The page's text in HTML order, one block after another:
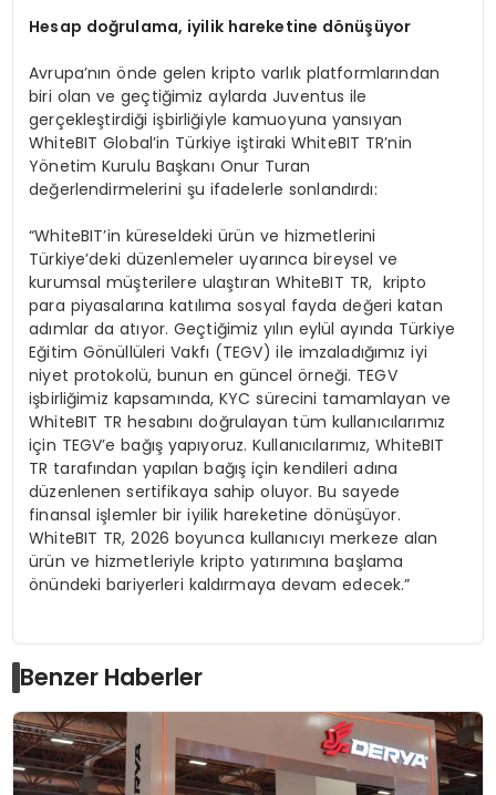
Hesap doğrulama, iyilik hareketine dönüşüyor
Avrupa’nın önde gelen kripto varlık platformlarından
biri olan ve geçtiğimiz aylarda Juventus ile
gerçekleştirdiği işbirliğiyle kamuoyuna yansıyan
WhiteBIT Global’in Türkiye iştiraki WhiteBIT TR’nin
Yönetim Kurulu Başkanı Onur Turan
değerlendirmelerini şu ifadelerle sonlandırdı:
“WhiteBIT’in küreseldeki ürün ve hizmetlerini
Türkiye’deki düzenlemeler uyarınca bireysel ve
kurumsal müşterilere ulaştıran WhiteBIT TR, kripto
para piyasalarına katılıma sosyal fayda değeri katan
adımlar da atıyor. Geçtiğimiz yılın eylül ayında Türkiye
Eğitim Gönüllüleri Vakfı (TEGV) ile imzaladığımız iyi
niyet protokolü, bunun en güncel örneği. TEGV
işbirliğimiz kapsamında, KYC sürecini tamamlayan ve
WhiteBIT TR hesabını doğrulayan tüm kullanıcılarımız
için TEGV’e bağış yapıyoruz. Kullanıcılarımız, WhiteBIT
TR tarafından yapılan bağış için kendileri adına
düzenlenen sertifikaya sahip oluyor. Bu sayede
finansal işlemler bir iyilik hareketine dönüşüyor.
WhiteBIT TR, 2026 boyunca kullanıcıyı merkeze alan
ürün ve hizmetleriyle kripto yatırımına başlama
önündeki bariyerleri kaldırmaya devam edecek.”
Benzer Haberler